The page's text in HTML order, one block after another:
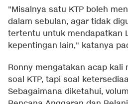
"Misalnya satu KTP boleh
dalam sebulan, agar tidak
tertentu untuk mendapatkan
kepentingan lain," katanya
Ronny mengatakan acap kali
soal KTP, tapi soal
Sebagaimana diketahui,